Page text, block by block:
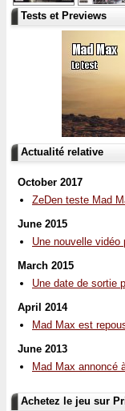
Tests et Previews
Actualité relative
October 2017
ZeDen teste Mad
June 2015
Une nouvelle vidéo
March 2015
Une date de sortie
April 2014
Mad Max est
June 2013
Mad Max annoncé
Achetez le jeu sur